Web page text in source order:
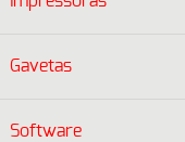
Gavetas
Software